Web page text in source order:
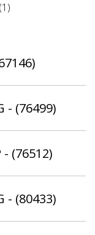
(1)
- (76499)
- (76512)
- (80433)